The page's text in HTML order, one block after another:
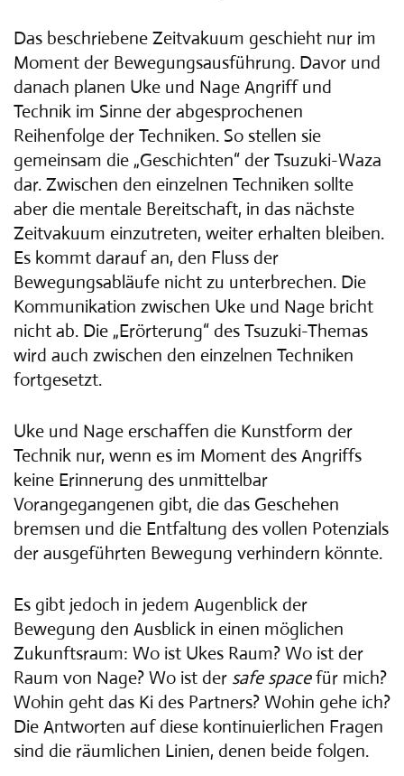
Das beschriebene Zeitvakuum geschieht nur im
Moment der Bewegungsausführung. Davor und
danach planen Uke und Nage Angriff und
Technik im Sinne der abgesprochenen
Reihenfolge der Techniken. So stellen sie
gemeinsam die „Geschichten“ der Tsuzuki-Waza
dar. Zwischen den einzelnen Techniken sollte
aber die mentale Bereitschaft, in das nächste
Zeitvakuum einzutreten, weiter erhalten bleiben.
Es kommt darauf an, den Fluss der
Bewegungsabläufe nicht zu unterbrechen. Die
Kommunikation zwischen Uke und Nage bricht
nicht ab. Die „Erörterung“ des Tsuzuki-Themas
wird auch zwischen den einzelnen Techniken
fortgesetzt.
Uke und Nage erschaffen die Kunstform der
Technik nur, wenn es im Moment des Angriffs
keine Erinnerung des unmittelbar
Vorangegangenen gibt, die das Geschehen
bremsen und die Entfaltung des vollen Potenzials
der ausgeführten Bewegung verhindern könnte.
Es gibt jedoch in jedem Augenblick der
Bewegung den Ausblick in einen möglichen
Zukunftsraum: Wo ist Ukes Raum? Wo ist der
Raum von Nage? Wo ist der safe spacefür mich?
Wohin geht das Ki des Partners? Wohin gehe ich?
Die Antworten auf diese kontinuierlichen Fragen
sind die räumlichen Linien, denen beide folgen.